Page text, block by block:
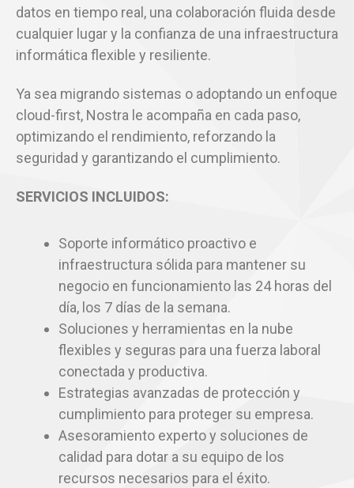
datos en tiempo real, una colaboración fluida desde
cualquier lugar y la confianza de una infraestructura
informática flexible y resiliente.
Ya sea migrando sistemas o adoptando un enfoque
cloud-first, Nostra le acompaña en cada paso,
optimizando el rendimiento, reforzando la
seguridad y garantizando el cumplimiento.
SERVICIOS INCLUIDOS:
Soporte informático proactivo e
infraestructura sólida para mantener su
negocio en funcionamiento las 24 horas del
día, los 7 días de la semana.
Soluciones y herramientas en la nube
flexibles y seguras para una fuerza laboral
conectada y productiva.
Estrategias avanzadas de protección y
cumplimiento para proteger su empresa.
Asesoramiento experto y soluciones de
calidad para dotar a su equipo de los
recursos necesarios para el éxito.